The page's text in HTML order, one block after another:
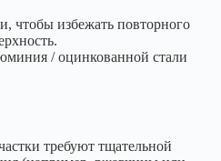
чтобы избежать повторного
/ оцинкованной стали
требуют тщательной